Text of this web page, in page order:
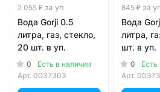
2 055 ₽ за уп
Вода Gorji 0.5
литра, газ, стекло,
20 шт. в уп.
0
Есть в наличии
Арт. 0037303
845 ₽ за
Вода
литра,
шт. в уп.
0
Есть
Арт.